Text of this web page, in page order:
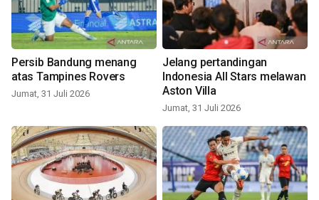
Persib Bandung menang
atas Tampines Rovers
Jumat, 31 Juli 2026
Jelang pertandingan
Indonesia All Stars melawan
Aston Villa
Jumat, 31 Juli 2026